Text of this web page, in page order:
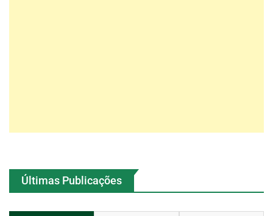
Últimas Publicações